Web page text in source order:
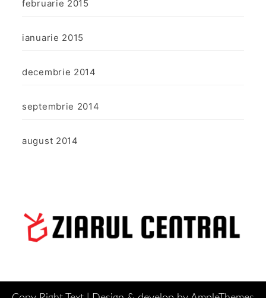
februarie 2015
ianuarie 2015
decembrie 2014
septembrie 2014
august 2014